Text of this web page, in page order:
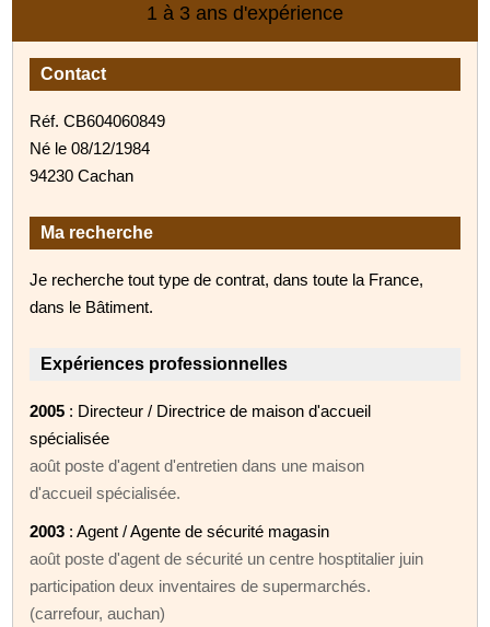
1 à 3 ans d'expérience
Contact
Réf. CB604060849
Né le 08/12/1984
94230 Cachan
Ma recherche
Je recherche tout type de contrat, dans toute la France,
dans le Bâtiment.
Expériences professionnelles
2005 : Directeur / Directrice de maison d'accueil
spécialisée
août poste d'agent d'entretien dans une maison
d'accueil spécialisée.
2003 : Agent / Agente de sécurité magasin
août poste d'agent de sécurité un centre hosptitalier juin
participation deux inventaires de supermarchés.
(carrefour, auchan)